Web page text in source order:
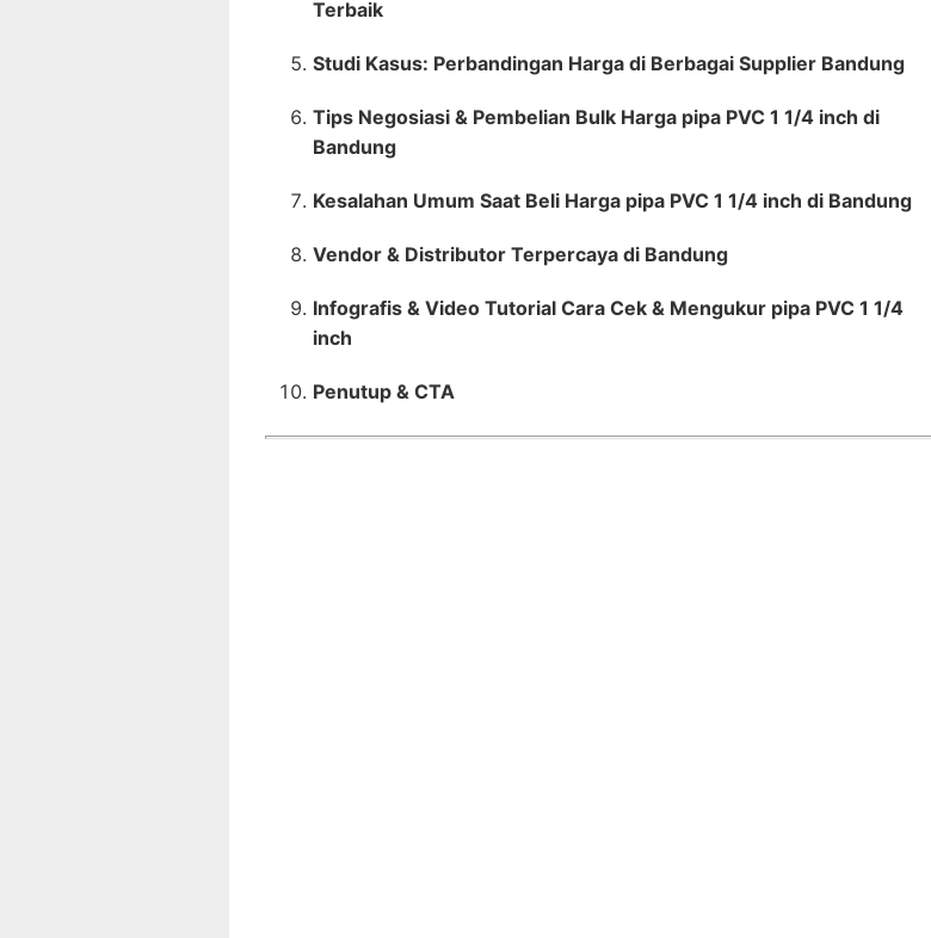
Terbaik
Studi Kasus: Perbandingan Harga di Berbagai Supplier Bandung
Tips Negosiasi & Pembelian Bulk Harga pipa PVC 1 1/4 inch di
Bandung
Kesalahan Umum Saat Beli Harga pipa PVC 1 1/4 inch di Bandung
Vendor & Distributor Terpercaya di Bandung
Infografis & Video Tutorial Cara Cek & Mengukur pipa PVC 1 1/4
inch
Penutup & CTA